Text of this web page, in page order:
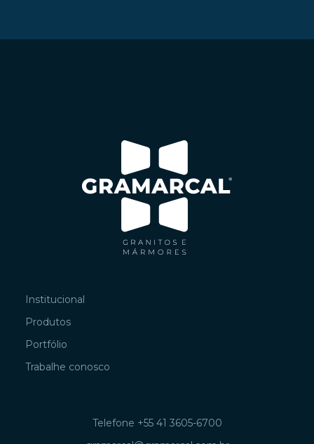
Institucional
Produtos
Portfólio
Trabalhe conosco
Telefone +55 41 3605-6700